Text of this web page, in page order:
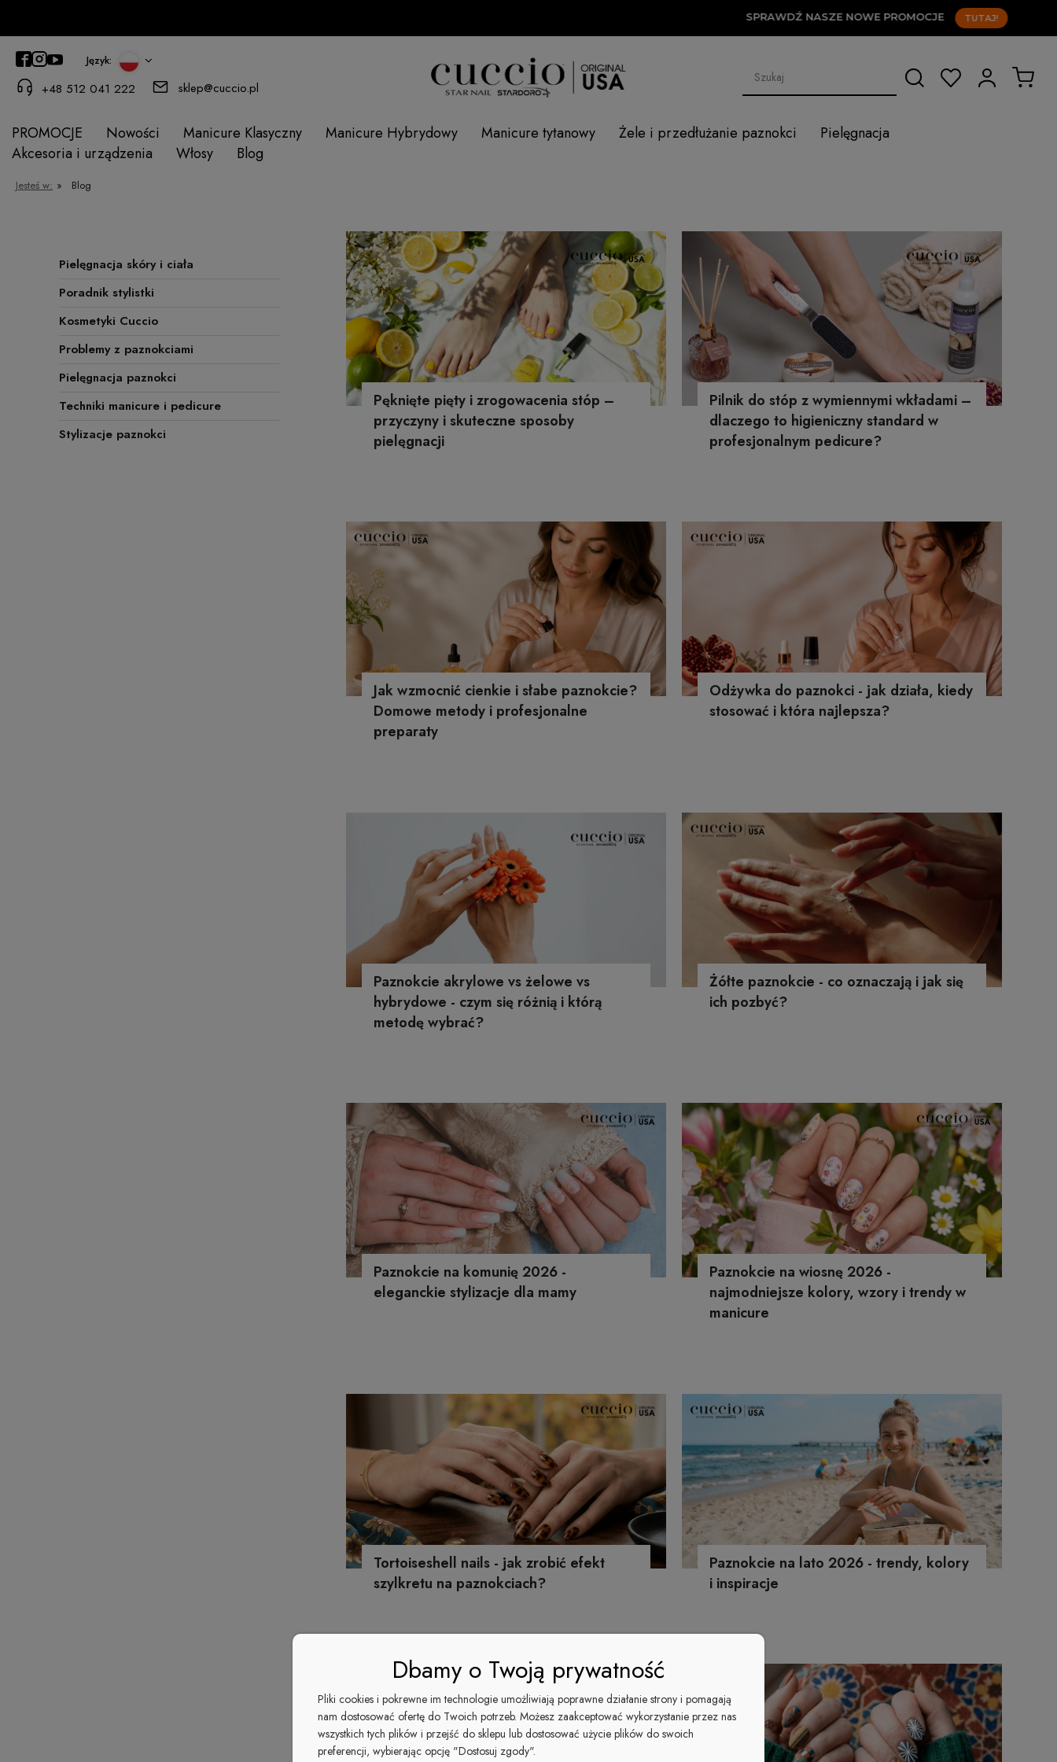
SPRAWDŹ NASZE NOWE PROMOCJE TUTAJ!
Język:
+48 512 041 222 sklep@cuccio.pl
PROMOCJE Nowości Manicure Klasyczny Manicure Hybrydowy Manicure tytanowy Żele i przedłużanie paznokci
Pielęgnacja
Akcesoria i urządzenia
Włosy Blog
Jesteś w: » Blog
Pielęgnacja skóry i ciała
Poradnik stylistki
Kosmetyki Cuccio
Problemy z paznokciami
Pielęgnacja paznokci
Techniki manicure i pedicure
Stylizacje paznokci
Pęknięte pięty i zrogowacenia stóp –
przyczyny i skuteczne sposoby
pielęgnacji
Pilnik do stóp z wymiennymi wkładami –
dlaczego to higieniczny standard w
profesjonalnym pedicure?
Jak wzmocnić cienkie i słabe paznokcie?
Domowe metody i profesjonalne
preparaty
Odżywka do paznokci - jak działa, kiedy
stosować i która najlepsza?
Paznokcie akrylowe vs żelowe vs
hybrydowe - czym się różnią i którą
metodę wybrać?
Żółte paznokcie - co oznaczają i jak się
ich pozbyć?
Paznokcie na komunię 2026 -
eleganckie stylizacje dla mamy
Paznokcie na wiosnę 2026 -
najmodniejsze kolory, wzory i trendy w
manicure
Tortoiseshell nails - jak zrobić efekt
szylkretu na paznokciach?
Paznokcie na lato 2026 - trendy, kolory
i inspiracje
Dbamy o Twoją prywatność
Pliki cookies i pokrewne im technologie umożliwiają poprawne działanie strony i pomagają
nam dostosować ofertę do Twoich potrzeb. Możesz zaakceptować wykorzystanie przez nas
wszystkich tych plików i przejść do sklepu lub dostosować użycie plików do swoich
preferencji, wybierając opcję "Dostosuj zgody".